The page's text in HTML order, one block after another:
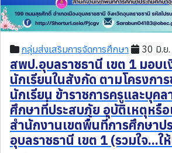
กลุ่มส่งเสริมการจัดการศึกษา 30 มิ.ย
สพป.อุบลราชธานี เขต 1 มอบเ
นักเรียนในสังกัด ตามโครงกา
นักเรียน ข้าราชการครูและบุค
ศึกษาที่ประสบภัย อุบัติเหตุหรือ
สำนักงานเขตพื้นที่การศึกษาป
อุบลราชธานี เขต 1 (รวมใจ...ใ